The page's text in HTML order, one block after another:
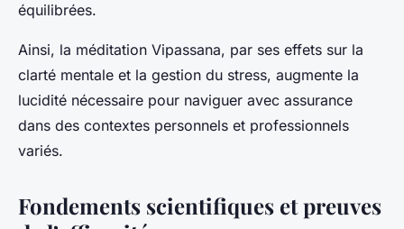
équilibrées.
Ainsi, la méditation Vipassana, par ses effets sur la
clarté mentale et la gestion du stress, augmente la
lucidité nécessaire pour naviguer avec assurance
dans des contextes personnels et professionnels
variés.
Fondements scientifiques et preuves